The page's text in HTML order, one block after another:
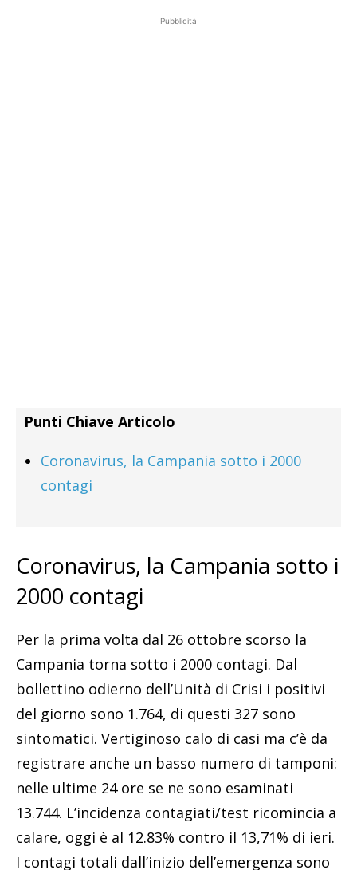
Pubblicità
Punti Chiave Articolo
Coronavirus, la Campania sotto i 2000
contagi
Coronavirus, la Campania sotto i
2000 contagi
Per la prima volta dal 26 ottobre scorso la
Campania torna sotto i 2000 contagi. Dal
bollettino odierno dell’Unità di Crisi i positivi
del giorno sono 1.764, di questi 327 sono
sintomatici. Vertiginoso calo di casi ma c’è da
registrare anche un basso numero di tamponi:
nelle ultime 24 ore se ne sono esaminati
13.744. L’incidenza contagiati/test ricomincia a
calare, oggi è al 12.83% contro il 13,71% di ieri.
I contagi totali dall’inizio dell’emergenza sono